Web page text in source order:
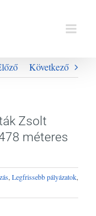
Következő
Zsolt
méteres
Legfrissebb pályázatok